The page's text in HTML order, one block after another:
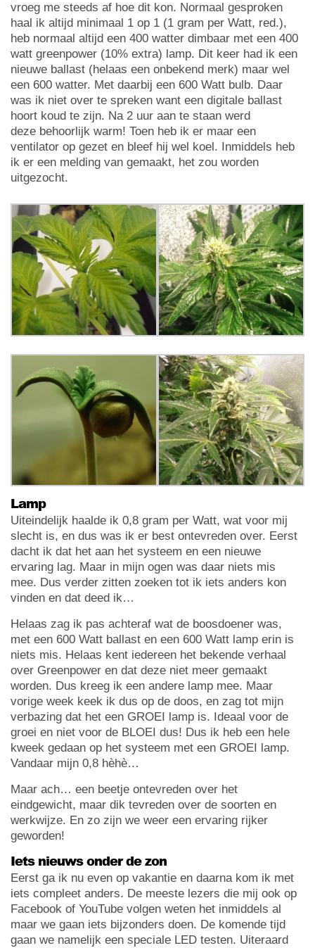
vroeg me steeds af hoe dit kon. Normaal gesproken
haal ik altijd minimaal 1 op 1 (1 gram per Watt, red.),
heb normaal altijd een 400 watter dimbaar met een 400
watt greenpower (10% extra) lamp. Dit keer had ik een
nieuwe ballast (helaas een onbekend merk) maar wel
een 600 watter. Met daarbij een 600 Watt bulb. Daar
was ik niet over te spreken want een digitale ballast
hoort koud te zijn. Na 2 uur aan te staan werd
deze behoorlijk warm! Toen heb ik er maar een
ventilator op gezet en bleef hij wel koel. Inmiddels heb
ik er een melding van gemaakt, het zou worden
uitgezocht.
Lamp
Uiteindelijk haalde ik 0,8 gram per Watt, wat voor mij
slecht is, en dus was ik er best ontevreden over. Eerst
dacht ik dat het aan het systeem en een nieuwe
ervaring lag. Maar in mijn ogen was daar niets mis
mee. Dus verder zitten zoeken tot ik iets anders kon
vinden en dat deed ik…
Helaas zag ik pas achteraf wat de boosdoener was,
met een 600 Watt ballast en een 600 Watt lamp erin is
niets mis. Helaas kent iedereen het bekende verhaal
over Greenpower en dat deze niet meer gemaakt
worden. Dus kreeg ik een andere lamp mee. Maar
vorige week keek ik dus op de doos, en zag tot mijn
verbazing dat het een GROEI lamp is. Ideaal voor de
groei en niet voor de BLOEI dus! Dus ik heb een hele
kweek gedaan op het systeem met een GROEI lamp.
Vandaar mijn 0,8 hèhè…
Maar ach… een beetje ontevreden over het
eindgewicht, maar dik tevreden over de soorten en
werkwijze. En zo zijn we weer een ervaring rijker
geworden!
Iets nieuws onder de zon
Eerst ga ik nu even op vakantie en daarna kom ik met
iets compleet anders. De meeste lezers die mij ook op
Facebook of YouTube volgen weten het inmiddels al
maar we gaan iets bijzonders doen. De komende tijd
gaan we namelijk een speciale LED testen. Uiteraard